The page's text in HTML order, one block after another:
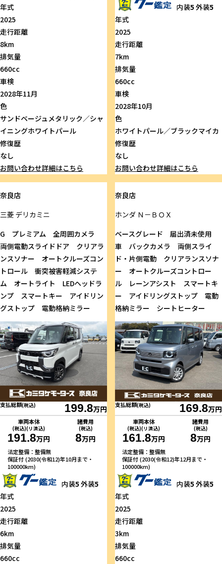
年式
2025
走行距離
8km
排気量
660cc
車検
2028年11月
色
サンドベージュメタリック／シャ
イニングホワイトパール
修復歴
なし
お問い合わせ詳細はこちら
内装5 外装5
年式
2025
走行距離
7km
排気量
660cc
車検
2028年10月
色
ホワイトパール／ブラックマイカ
修復歴
なし
お問い合わせ詳細はこちら
奈良店
三菱 デリカミニ
G プレミアム 全周囲カメラ
両側電動スライドドア クリアラ
ンスソナー オートクルーズコン
トロール 衝突被害軽減システ
ム オートライト LEDヘッドラ
ンプ スマートキー アイドリン
グストップ 電動格納ミラー
支払総額(税込) 199.8万円
車両本体
(税込)(リ済込)
191.8万円
諸費用
(税込)
8万円
法定整備：整備無
保証付 (2030(令和12)年10月まで・
100000km)
内装5 外装5
年式
2025
走行距離
6km
排気量
660cc
奈良店
ホンダＮ－ＢＯＸ
ベースグレード 届出済未使用
車 バックカメラ 両側スライ
ド・片側電動 クリアランスソナ
ー オートクルーズコントロー
ル レーンアシスト スマートキ
ー アイドリングストップ 電動
格納ミラー シートヒーター
支払総額(税込) 169.8万円
車両本体
(税込)(リ済込)
161.8万円
諸費用
(税込)
8万円
法定整備：整備無
保証付 (2030(令和12)年12月まで・
100000km)
内装5 外装5
年式
2025
走行距離
3km
排気量
660cc